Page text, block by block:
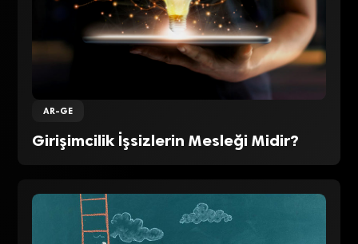
AR-GE
Girişimcilik İşsizlerin Mesleği Midir?